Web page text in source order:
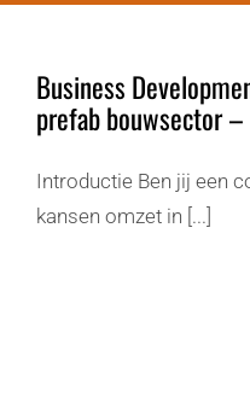
Business
prefab bouwsector
Introductie Ben jij een
kansen omzet in [...]